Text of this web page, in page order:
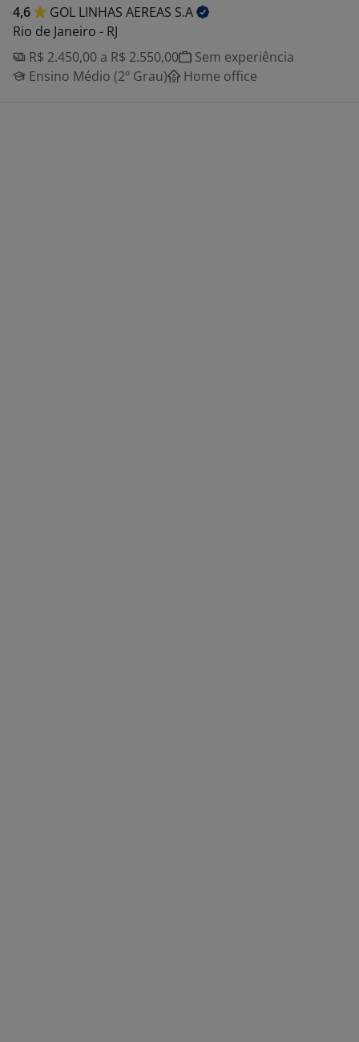
4,6 GOL LINHAS AEREAS S.A
Rio de Janeiro - RJ
R$ 2.450,00 a R$ 2.550,00
Sem experiência
Ensino Médio (2º Grau)
Home office